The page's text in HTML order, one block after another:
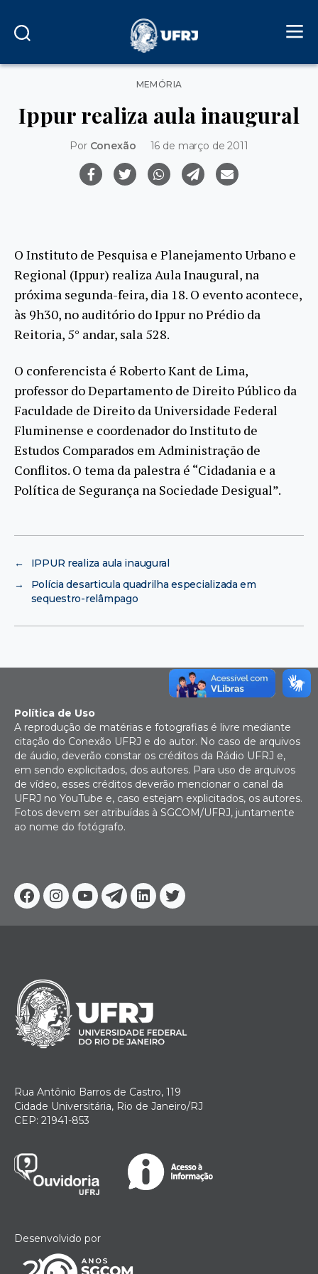
Categorias
MEMÓRIA
Ippur realiza aula inaugural
Por Conexão 16 de março de 2011
O Instituto de Pesquisa e Planejamento Urbano e
Regional (Ippur) realiza Aula Inaugural, na
próxima segunda-feira, dia 18. O evento acontece,
às 9h30, no auditório do Ippur no Prédio da
Reitoria, 5° andar, sala 528.
O conferencista é Roberto Kant de Lima,
professor do Departamento de Direito Público da
Faculdade de Direito da Universidade Federal
Fluminense e coordenador do Instituto de
Estudos Comparados em Administração de
Conflitos. O tema da palestra é “Cidadania e a
Política de Segurança na Sociedade Desigual”.
←
IPPUR realiza aula inaugural
→
Polícia desarticula quadrilha especializada em
sequestro-relâmpago
Facebook
Instagram
YoutubeTelegram
Linkedin
Twitter
Política de Uso
A reprodução de matérias e fotografias é livre mediante
citação do Conexão UFRJ e do autor. No caso de arquivos
de áudio, deverão constar os créditos da Rádio UFRJ e,
em sendo explicitados, dos autores. Para uso de arquivos
de vídeo, esses créditos deverão mencionar o canal da
UFRJ no YouTube e, caso estejam explicitados, os autores.
Fotos devem ser atribuídas à SGCOM/UFRJ, juntamente
ao nome do fotógrafo.
Rua Antônio Barros de Castro, 119
Cidade Universitária, Rio de Janeiro/RJ
CEP: 21941-853
Desenvolvido por